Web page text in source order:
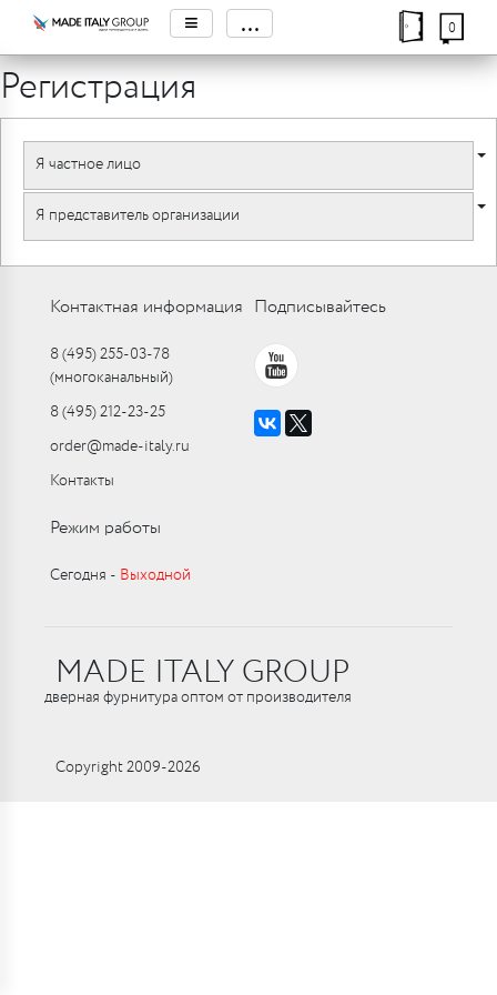
≡ ... 0
Регистрация
Я частное лицо
Я представитель организации
Контактная информация
8 (495) 255-03-78
(многоканальный)
8 (495) 212-23-25
order@made-italy.ru
Контакты
Подписывайтесь
Режим работы
Сегодня ‑ Выходной
MADE ITALY GROUP
дверная фурнитура оптом от производителя
Copyright 2009-2026